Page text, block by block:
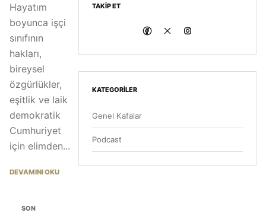
Hayatım
boyunca işçi
sınıfının
hakları,
bireysel
özgürlükler,
eşitlik ve laik
demokratik
Cumhuriyet
için elimden...
DEVAMINI OKU
SON
TAKIP ET
KATEGORILER
Genel Kafalar
Podcast